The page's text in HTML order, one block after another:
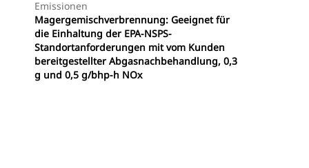
Emissionen
Magergemischverbrennung: Geeignet für
die Einhaltung der EPA-NSPS-
Standortanforderungen mit vom Kunden
bereitgestellter Abgasnachbehandlung, 0,3
g und 0,5 g/bhp-h NOx